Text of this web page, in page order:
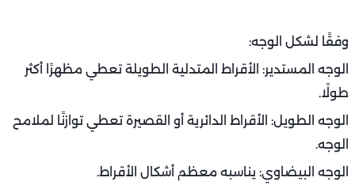
وفقًا لشكل الوجه:
الوجه المستدير: الأقراط المتدلية الطويلة تعطي مظهرًا أكثر
طولًا.
الوجه الطويل: الأقراط الدائرية أو القصيرة تعطي توازنًا لملامح
الوجه.
الوجه البيضاوي: يناسبه معظم أشكال الأقراط.